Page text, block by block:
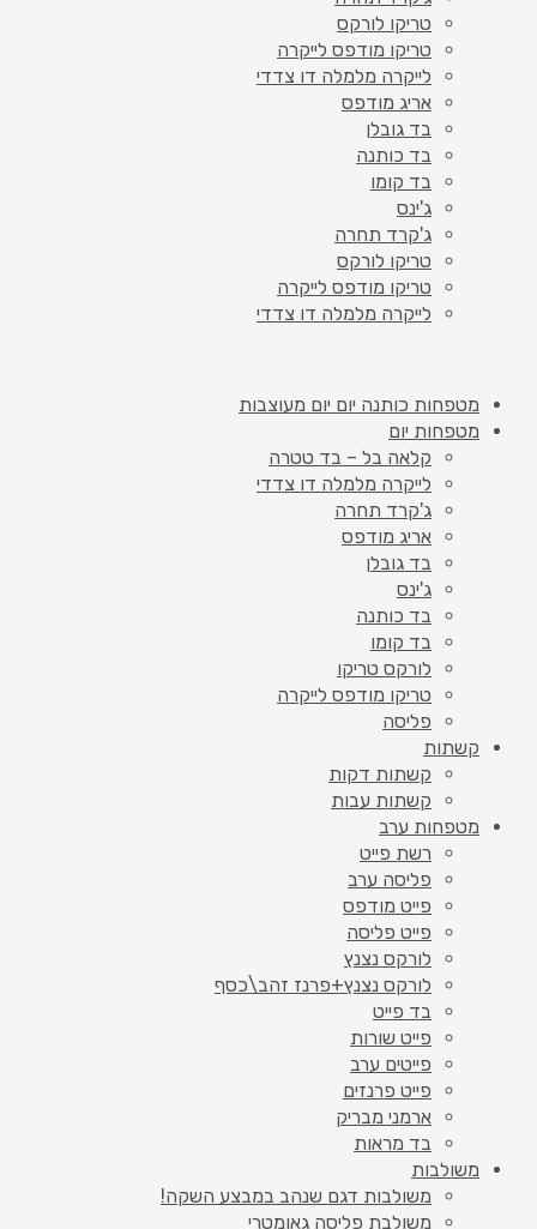
טריקו לורקס
טריקו מודפס לייקרה
לייקרה מלמלה דו צדדי
אריג מודפס
בד גובלן
בד כותנה
בד קומו
ג'ינס
ג'קרד תחרה
טריקו לורקס
טריקו מודפס לייקרה
לייקרה מלמלה דו צדדי
מטפחות כותנה יום יום מעוצבות
מטפחות יום
קלאה בל – בד טטרה
לייקרה מלמלה דו צדדי
ג'קרד תחרה
אריג מודפס
בד גובלן
ג'ינס
בד כותנה
בד קומו
לורקס טריקו
טריקו מודפס לייקרה
פליסה
קשתות
קשתות דקות
קשתות עבות
מטפחות ערב
רשת פייט
פליסה ערב
פייט מודפס
פייט פליסה
לורקס נצנץ
לורקס נצנץ+פרנז זהב\כסף
בד פייט
פייט שורות
פייטים ערב
פייט פרנזים
ארמני מבריק
בד מראות
משולבות
משולבות דגם שנהב במבצע השקה!
משולבת פליסה גאומטרי